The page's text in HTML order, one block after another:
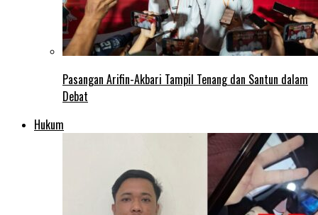
Pasangan Arifin-Akbari Tampil Tenang dan Santun dalam
Debat
Hukum